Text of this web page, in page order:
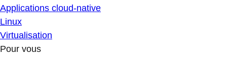
Applications cloud-native
Linux
Virtualisation
Pour vous